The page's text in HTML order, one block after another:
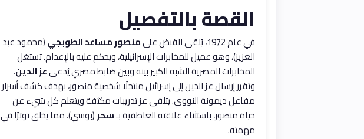
القصة بالتفصيل
في عام 1972، يُلقى القبض على منصور مساعد الطوبجي(محمود عبد
العزيز)، وهو عميل للمخابرات الإسرائيلية، ويحكم عليه بالإعدام. تستغل
المخابرات المصرية الشبه الكبير بينه وبين ضابط مصري يُدعىعز الدين،
وتقرر إرسال عز الدين إلى إسرائيل منتحلًا شخصية منصور، بهدف كشف أسرار
مفاعل ديمونة النووي. يتلقى عز تدريبات مكثفة ويتعلم كل شيء عن
حياة منصور، باستثناء علاقته العاطفية بـسحر(بوسي)، مما يخلق توترًا في
مهمته.